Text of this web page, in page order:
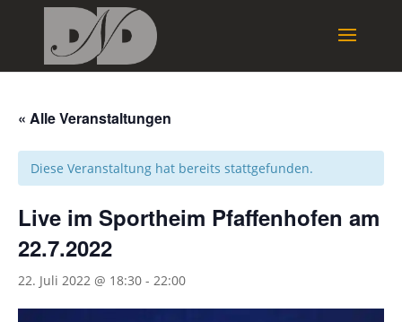
« Alle Veranstaltungen
Diese Veranstaltung hat bereits stattgefunden.
Live im Sportheim Pfaffenhofen am
22.7.2022
22. Juli 2022 @ 18:30 - 22:00